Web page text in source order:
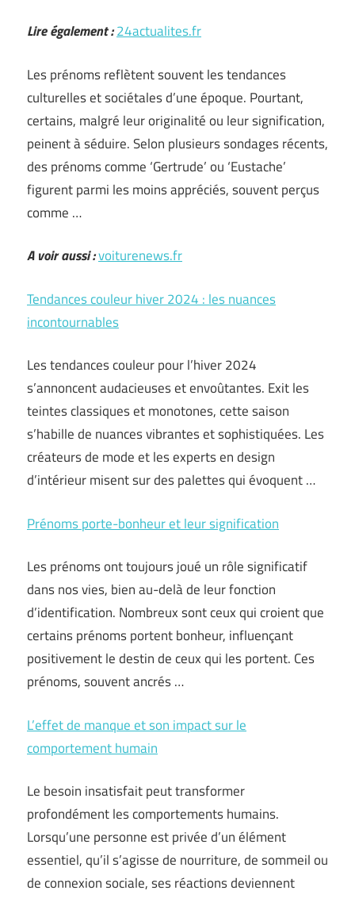
Lire également :24actualites.fr
Les prénoms reflètent souvent les tendances
culturelles et sociétales d’une époque. Pourtant,
certains, malgré leur originalité ou leur signification,
peinent à séduire. Selon plusieurs sondages récents,
des prénoms comme ‘Gertrude’ ou ‘Eustache’
figurent parmi les moins appréciés, souvent perçus
comme …
A voir aussi :voiturenews.fr
Tendances couleur hiver 2024 : les nuances
incontournables
Les tendances couleur pour l’hiver 2024
s’annoncent audacieuses et envoûtantes. Exit les
teintes classiques et monotones, cette saison
s’habille de nuances vibrantes et sophistiquées. Les
créateurs de mode et les experts en design
d’intérieur misent sur des palettes qui évoquent …
Prénoms porte-bonheur et leur signification
Les prénoms ont toujours joué un rôle significatif
dans nos vies, bien au-delà de leur fonction
d’identification. Nombreux sont ceux qui croient que
certains prénoms portent bonheur, influençant
positivement le destin de ceux qui les portent. Ces
prénoms, souvent ancrés …
L’effet de manque et son impact sur le
comportement humain
Le besoin insatisfait peut transformer
profondément les comportements humains.
Lorsqu’une personne est privée d’un élément
essentiel, qu’il s’agisse de nourriture, de sommeil ou
de connexion sociale, ses réactions deviennent